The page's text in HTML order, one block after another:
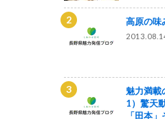
高原の味
魅力満載
1）驚天
「田本」